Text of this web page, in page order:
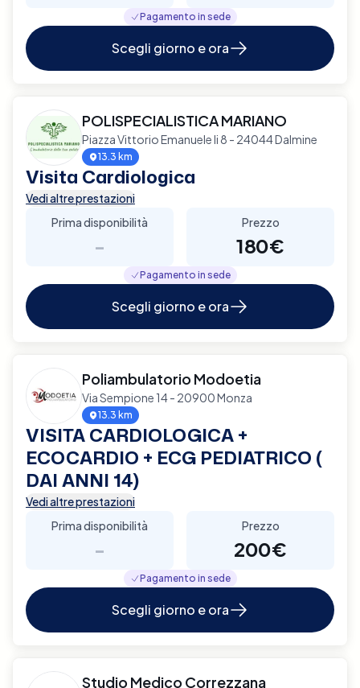
Pagamento in sede
Scegli giorno e ora
POLISPECIALISTICA MARIANO
Piazza Vittorio Emanuele Ii 8 - 24044 Dalmine
13.3 km
Visita Cardiologica
Vedi altre prestazioni
Prima disponibilità
-
Prezzo
180€
Pagamento in sede
Scegli giorno e ora
Poliambulatorio Modoetia
Via Sempione 14 - 20900 Monza
13.3 km
VISITA CARDIOLOGICA +
ECOCARDIO + ECG PEDIATRICO (
DAI ANNI 14)
Vedi altre prestazioni
Prima disponibilità
-
Prezzo
200€
Pagamento in sede
Scegli giorno e ora
Studio Medico Correzzana